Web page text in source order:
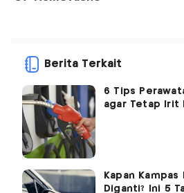
Berita Terkait
6 Tips
agar Tetap Irit
Kapan
Diganti? Ini 5